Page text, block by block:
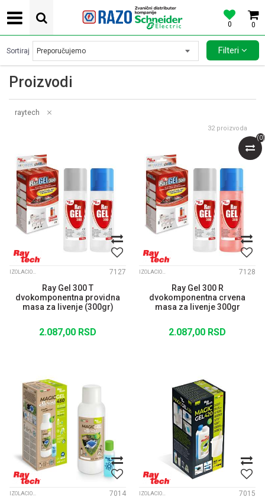
0
0
POVOLJNE CENE AUTOMATSKIH OSIGURACA SCHNEIDER ELECTRIC
(0)
Proizvodi
Sortiraj Filteri
raytech
32proizvoda
IZOLACIONI GELOVI I KONEKTORI 7127
Ray Gel 300 T
dvokomponentna providna
masa za livenje (300gr)
2.087,00 RSD
IZOLACIONI GELOVI I KONEKTORI 7128
Ray Gel 300 R
dvokomponentna crvena
masa za livenje 300gr
2.087,00 RSD
IZOLACIONI GELOVI I KONEKTORI 7014 IZOLACIONI GELOVI I KONEKTORI 7015